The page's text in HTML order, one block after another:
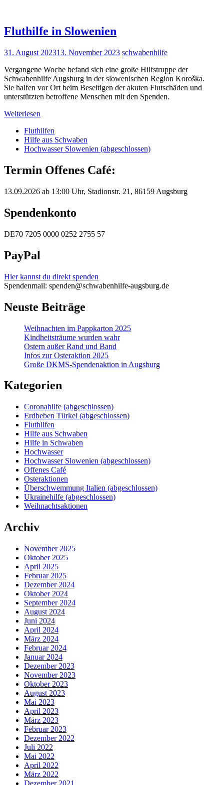
Fluthilfe in Slowenien
31. August 202313. November 2023 schwabenhilfe
Vergangene Woche befand sich eine große Hilfstruppe der
Schwabenhilfe Augsburg in der slowenischen Region Koroška.
Sie halfen vor Ort beim Beseitigen der akuten Flutschäden und
unterstützten betroffene Menschen mit den Spenden.
Weiterlesen
Fluthilfen
Hilfe aus Schwaben
Hochwasser Slowenien (abgeschlossen)
Termin Offenes Café:
13.09.2026 ab 13:00 Uhr, Stadionstr. 21, 86159 Augsburg
Spendenkonto
DE70 7205 0000 0252 2755 57
PayPal
Hier kannst du direkt spenden
Spendenmail: spenden@schwabenhilfe-augsburg.de
Neuste Beiträge
Weihnachten im Pappkarton 2025
Kindheitsträume wurden wahr
Ostern außer Rand und Band
Infos zur Osteraktion 2025
Große DKMS-Spendenaktion in Augsburg
Kategorien
Coronahilfe (abgeschlossen)
Erdbeben Türkei (abgeschlossen)
Fluthilfen
Hilfe aus Schwaben
Hilfe in Schwaben
Hochwasser
Hochwasser Slowenien (abgeschlossen)
Offenes Café
Osteraktionen
Überschwemmung Italien (abgeschlossen)
Ukrainehilfe (abgeschlossen)
Weihnachtsaktionen
Archiv
November 2025
Oktober 2025
April 2025
Februar 2025
Dezember 2024
Oktober 2024
September 2024
August 2024
Juni 2024
April 2024
März 2024
Februar 2024
Januar 2024
Dezember 2023
November 2023
Oktober 2023
August 2023
Mai 2023
April 2023
März 2023
Februar 2023
Dezember 2022
Juli 2022
Mai 2022
April 2022
März 2022